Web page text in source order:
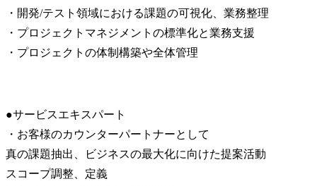
・開発/テスト領域における課題の可視化、業務整理
・プロジェクトマネジメントの標準化と業務支援
・プロジェクトの体制構築や全体管理
●サービスエキスパート
・お客様のカウンターパートナーとして
真の課題抽出、ビジネスの最大化に向けた提案活動
スコープ調整、定義